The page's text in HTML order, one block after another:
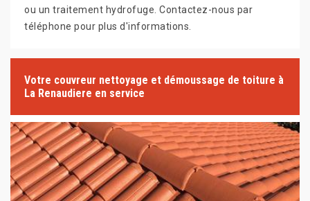
ou un traitement hydrofuge. Contactez-nous par
téléphone pour plus d'informations.
Votre couvreur nettoyage et démoussage de toiture à
La Renaudiere en service